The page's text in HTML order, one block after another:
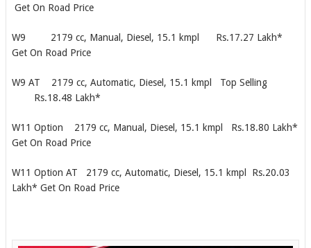
Get On Road Price
W9 2179 cc, Manual, Diesel, 15.1 kmpl Rs.17.27 Lakh*
Get On Road Price
W9 AT 2179 cc, Automatic, Diesel, 15.1 kmpl Top Selling
Rs.18.48 Lakh*
W11 Option 2179 cc, Manual, Diesel, 15.1 kmpl Rs.18.80 Lakh*
Get On Road Price
W11 Option AT 2179 cc, Automatic, Diesel, 15.1 kmpl Rs.20.03
Lakh* Get On Road Price